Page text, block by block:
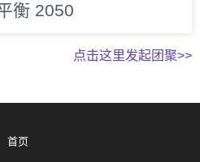
衡 2050
点击这里发起团聚>>
首页